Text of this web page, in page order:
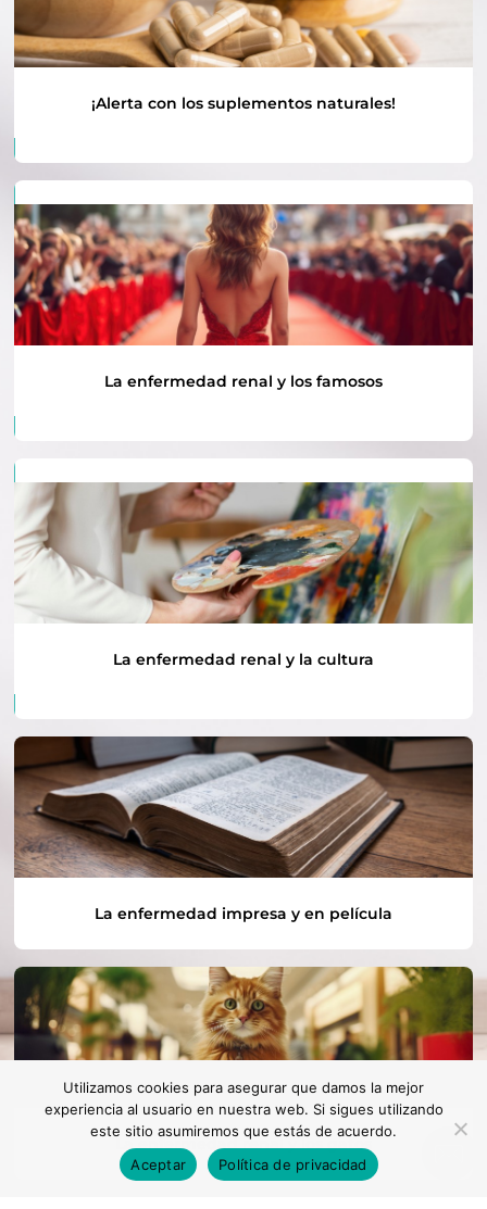
¡Alerta con los suplementos naturales!
La enfermedad renal y los famosos
La enfermedad renal y la cultura
La enfermedad impresa y en película
La enfermedad renal y los gatos
Utilizamos cookies para asegurar que damos la mejor
experiencia al usuario en nuestra web. Si sigues utilizando
este sitio asumiremos que estás de acuerdo.
Aceptar
Política de privacidad